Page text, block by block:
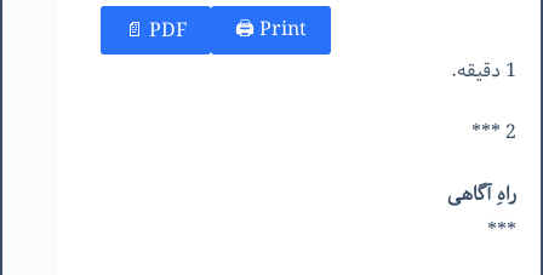
Print 🖨
PDF 📄
1 دقیقه.
2 ***
راهِ آگاهی
***